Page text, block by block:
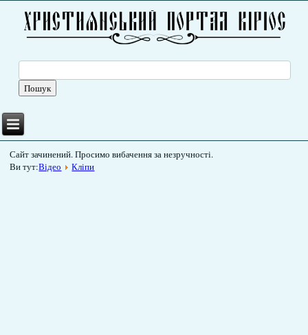
Сайт зачинений. Просимо вибачення за незручності.
Ви тут:Відео Кліпи